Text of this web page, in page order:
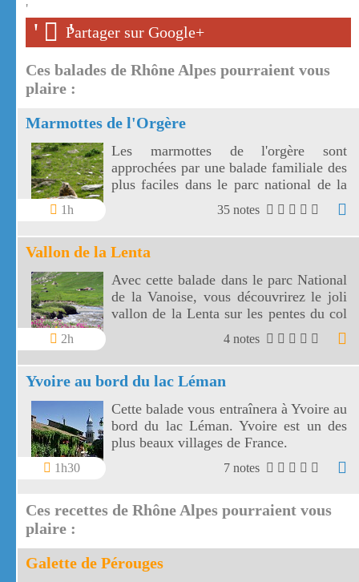
'
' '
Partager sur Google+
Ces balades de Rhône Alpes pourraient vous
plaire :
Marmottes de l'Orgère
1h
Les marmottes de l'orgère sont
approchées par une balade familiale des
plus faciles dans le parc national de la
Vanoise. Les marmottes de l'Orgère sont
visibles au fond d'un vallon juste en
dessous des 2000 m d'altitude.
35 notes
Vallon de la Lenta
2h
Avec cette balade dans le parc National
de la Vanoise, vous découvrirez le joli
vallon de la Lenta sur les pentes du col
de l'Iseran. Le vallon de la Lenta fait
face au glacier des Evettes et à la vallée
de l'Arc. Le col de l'Iseran est le plus
haut de France.
4 notes
Yvoire au bord du lac Léman
1h30
Cette balade vous entraînera à Yvoire au
bord du lac Léman. Yvoire est un des
plus beaux villages de France.
7 notes
Ces recettes de Rhône Alpes pourraient vous
plaire :
Galette de Pérouges